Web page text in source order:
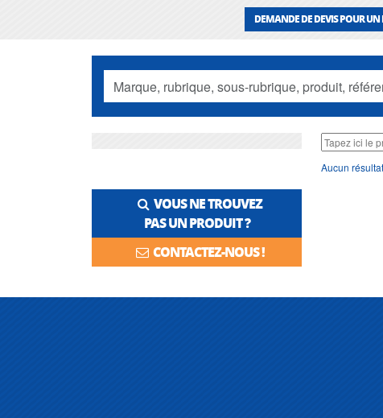
DEMANDE DE DEVIS POUR
VOUS NE TROUVEZ
PAS UN PRODUIT ?
CONTACTEZ-NOUS !
Aucun